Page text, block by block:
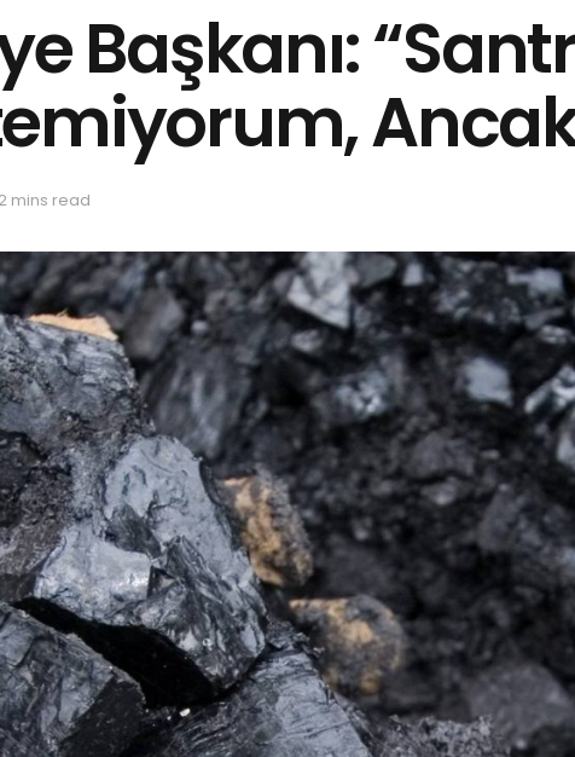
Başkanı:
Ancak
mins read